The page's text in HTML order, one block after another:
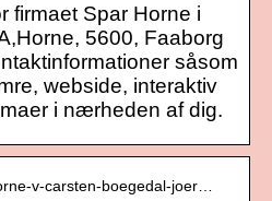
firmaet Spar Horne i
5600, Faaborg
såsom
webside, interaktiv
i nærheden af dig.
v-carsten-boegedal-joer…